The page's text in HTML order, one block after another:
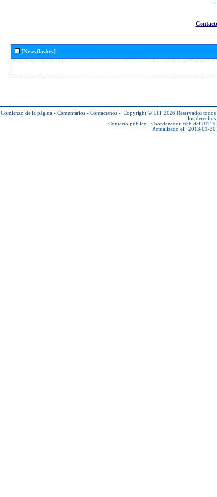
[Newsflashes]
Comienzo de la página - Comentarios - Contáctenos - Copyright © UIT 2026 Reservados todos
los derechos
Contacto público : Coordenador Web del UIT-R
Actualizado el : 2013-01-30